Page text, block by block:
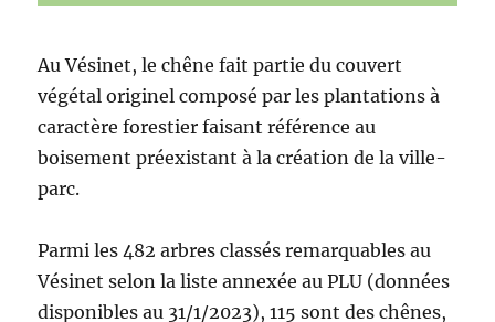
Au Vésinet, le chêne fait partie du couvert
végétal originel composé par les plantations à
caractère forestier faisant référence au
boisement préexistant à la création de la ville-
parc.
Parmi les 482 arbres classés remarquables au
Vésinet selon la liste annexée au PLU (données
disponibles au 31/1/2023), 115 sont des chênes,